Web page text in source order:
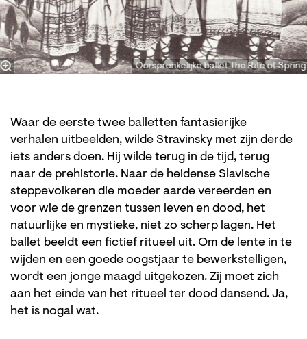
Oorspronkelijke ballet The Rite of Spring
Waar de eerste twee balletten fantasierijke
verhalen uitbeelden, wilde Stravinsky met zijn derde
iets anders doen. Hij wilde terug in de tijd, terug
naar de prehistorie. Naar de heidense Slavische
steppevolkeren die moeder aarde vereerden en
voor wie de grenzen tussen leven en dood, het
natuurlijke en mystieke, niet zo scherp lagen. Het
ballet beeldt een fictief ritueel uit. Om de lente in te
wijden en een goede oogstjaar te bewerkstelligen,
wordt een jonge maagd uitgekozen. Zij moet zich
aan het einde van het ritueel ter dood dansend. Ja,
het is nogal wat.